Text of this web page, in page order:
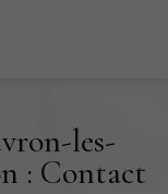
les-
: Contact